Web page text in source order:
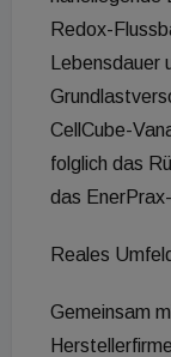
Redox-
Lebensdauer
CellCube-
folglich das
das
Reales
Gemeinsam